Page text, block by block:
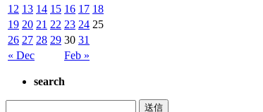
« Dec Feb »
12 13 14 15 16 17 18
19 20 21 22 23 24 25
26 27 28 29 30 31
search